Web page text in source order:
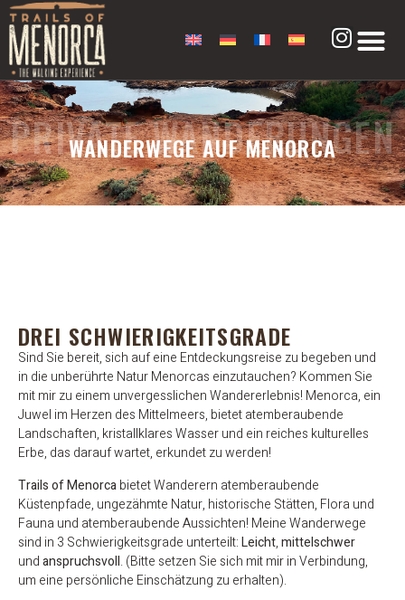
WANDERWEGE AUF MENORCA
PRIVATE WANDERUNGEN
DREI SCHWIERIGKEITSGRADE
Sind Sie bereit, sich auf eine Entdeckungsreise zu begeben und
in die unberührte Natur Menorcas einzutauchen? Kommen Sie
mit mir zu einem unvergesslichen Wandererlebnis!Menorca, ein
Juwel im Herzen des Mittelmeers, bietet atemberaubende
Landschaften, kristallklares Wasser und ein reiches kulturelles
Erbe, das darauf wartet, erkundet zu werden!
Trails of Menorcabietet Wanderern atemberaubende
Küstenpfade, ungezähmte Natur, historische Stätten, Flora und
Fauna und atemberaubende Aussichten! Meine Wanderwege
sind in 3 Schwierigkeitsgrade unterteilt:Leicht,mittelschwer
undanspruchsvoll. (Bitte setzen Sie sich mit mir in Verbindung,
um eine persönliche Einschätzung zu erhalten).